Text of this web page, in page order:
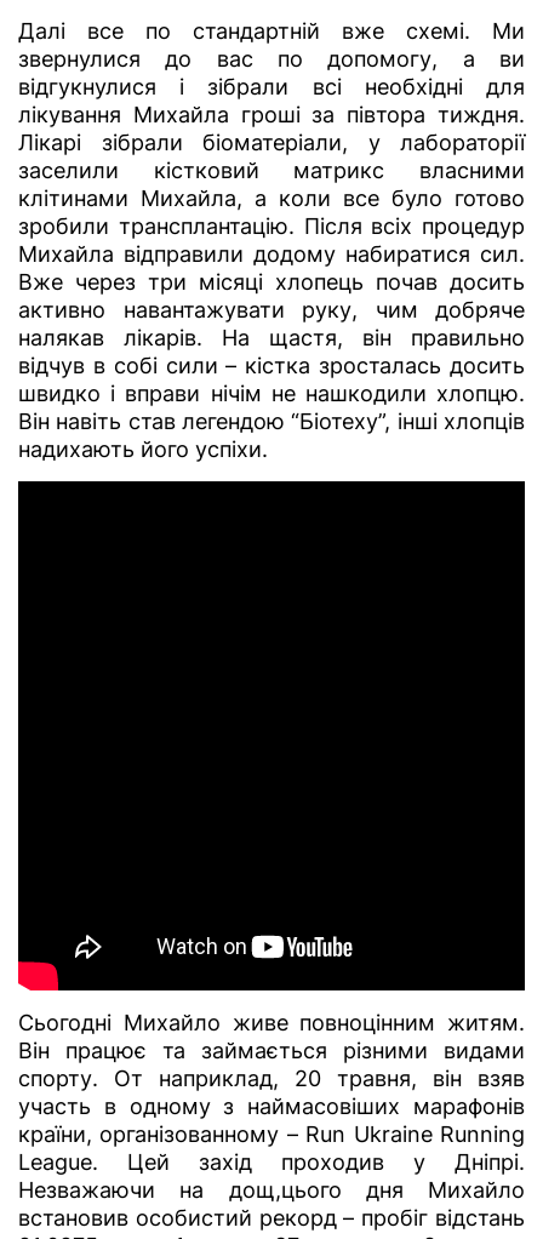
Далі все по стандартній вже схемі. Ми
звернулися до вас по допомогу, а ви
відгукнулися і зібрали всі необхідні для
лікування Михайла гроші за півтора тиждня.
Лікарі зібрали біоматеріали, у лабораторії
заселили кістковий матрикс власними
клітинами Михайла, а коли все було готово
зробили трансплантацію. Після всіх процедур
Михайла відправили додому набиратися сил.
Вже через три місяці хлопець почав досить
активно навантажувати руку, чим добряче
налякав лікарів. На щастя, він правильно
відчув в собі сили – кістка зросталась досить
швидко і вправи нічім не нашкодили хлопцю.
Він навіть став легендою “Біотеху”, інші хлопців
надихають його успіхи.
Сьогодні Михайло живе повноцінним житям.
Він працює та займається різними видами
спорту. От наприклад, 20 травня, він взяв
участь в одному з наймасовіших марафонів
країни, організованному – Run Ukraine Running
League. Цей захід проходив у Дніпрі.
Незважаючи на дощ,цього дня Михайло
встановив особистий рекорд – пробіг відстань